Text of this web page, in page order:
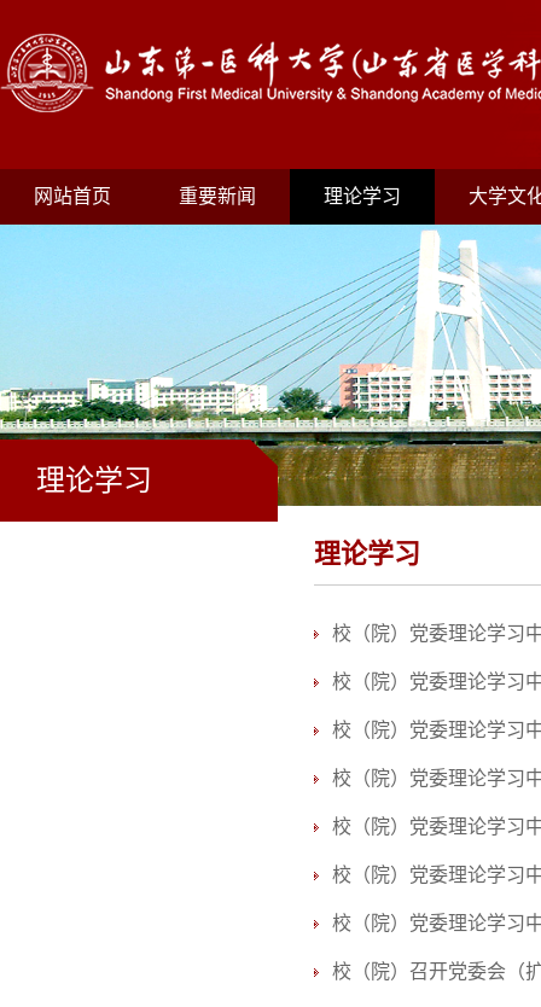
网站首页 重要新闻 理论学习 大学文
理论学习
理论学习
校（院）党委理论学习
校（院）党委理论学习
校（院）党委理论学习
校（院）党委理论学习
校（院）党委理论学习
校（院）党委理论学习
校（院）党委理论学习
校（院）召开党委会（